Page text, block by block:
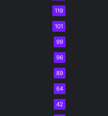
119
101
99
96
89
64
42